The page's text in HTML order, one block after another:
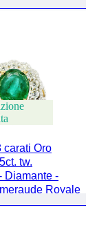
carati Oro
tw.
Diamante -
Royale